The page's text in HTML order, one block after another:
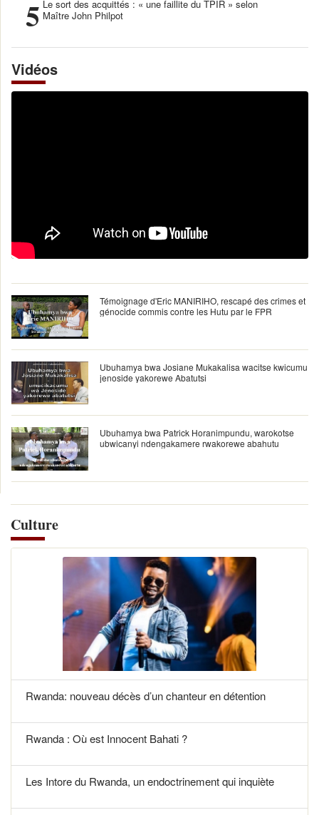
5 Le sort des acquittés : « une faillite du TPIR » selon
Maître John Philpot
Vidéos
Témoignage d'Eric MANIRIHO, rescapé des crimes et
génocide commis contre les Hutu par le FPR
Ubuhamya bwa Josiane Mukakalisa wacitse kwicumu
jenoside yakorewe Abatutsi
Ubuhamya bwa Patrick Horanimpundu, warokotse
ubwicanyi ndengakamere rwakorewe abahutu
Culture
Rwanda: nouveau décès d’un chanteur en détention
Rwanda : Où est Innocent Bahati ?
Les Intore du Rwanda, un endoctrinement qui inquiète